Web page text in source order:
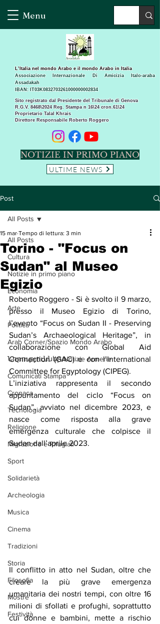
Menu
Sito registrato dal Presidente del Tribunale di Genova
R.G.V. 8468\2024 Reg. Stampa n 16\24 cron.61\24 ​
Proprietario Talal Khrais
Direttore Responsabile Roberto Roggero
L’Italia nel mondo Arabo e il mondo Arabo in Italia
Associazione Internazionale Di Amicizia Italo-araba
Assadakah
IBAN: IT03K0832703261000000002834
NOTIZIE IN PRIMO PIANO
ULTIME NEWS
Post
All Posts
Cultura
Notizie in primo piano
Economia
Arte
Politica
Arab Corner/Spazio Mondo Arabo
Նորություններ/Notizie Armene
Comunicati Stampa
Cronaca
Tecnologia
Religione
Migrazione e Rifugiati
Sport
Solidarietà
Archeologia
Musica
Cinema
Tradizioni
Storia
Filosofia
Mostre
Festività
All Posts
Torino - "Focus on
Sudan" al Museo
Egizio
15 mar Tempo di lettura: 3 min
Roberto Roggero - Si è svolto il 9 marzo,
presso il Museo Egizio di Torino,
l’evento “Focus on Sudan II - Preserving
Sudan’s Archaeological Heritage”, in
collaborazione con Global Aid
Connection (GAC) e con l’International
Committee for Egyptology (CIPEG).
L’iniziativa rappresenta il secondo
appuntamento del ciclo “Focus on
Sudan”, avviato nel dicembre 2023, e
nasce come risposta alla grave
emergenza culturale che colpisce il
Sudan dall’aprile 2023.
Il conflitto in atto nel Sudan, oltre che
creare la più grave emergenza
umanitaria dei nostri tempi, con oltre 16
milioni di sfollati e profughi, soprattutto
cui donne e bambini, mette a rischio